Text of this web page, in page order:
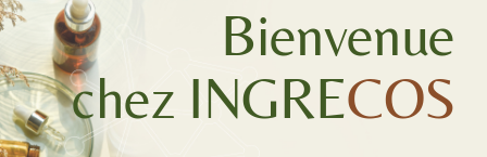
Bienvenue
chez INGRECOS